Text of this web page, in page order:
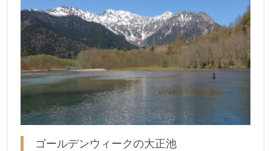
ゴールデンウィークの大正池